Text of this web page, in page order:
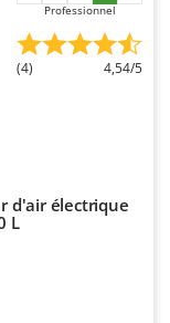
Professionnel
(4) 4,54/5
d'air électrique
L